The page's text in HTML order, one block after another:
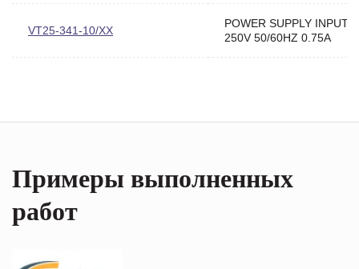
VT25-341-10/XX
POWER SUPPLY INPUT
250V 50/60HZ 0.75A
Примеры выполненных
работ